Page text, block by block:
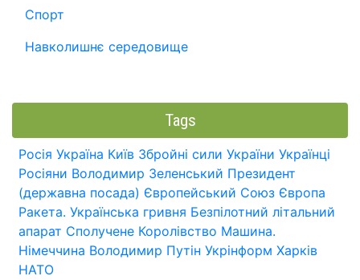
Спорт
Навколишнє середовище
Tags
Росія Україна Київ Збройні сили України Українці
Росіяни Володимир Зеленський Президент
(державна посада) Європейський Союз Європа
Ракета. Українська гривня Безпілотний літальний
апарат Сполучене Королівство Машина.
Німеччина Володимир Путін Укрінформ Харків
НАТО